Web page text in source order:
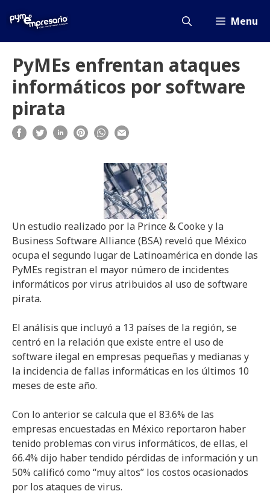
Menu
PyMEs enfrentan ataques
informáticos por software
pirata
Un estudio realizado por la Prince & Cooke y la
Business Software Alliance (BSA) reveló que México
ocupa el segundo lugar de Latinoamérica en donde las
PyMEs registran el mayor número de incidentes
informáticos por virus atribuidos al uso de software
pirata.
El análisis que incluyó a 13 países de la región, se
centró en la relación que existe entre el uso de
software ilegal en empresas pequeñas y medianas y
la incidencia de fallas informáticas en los últimos 10
meses de este año.
Con lo anterior se calcula que el 83.6% de las
empresas encuestadas en México reportaron haber
tenido problemas con virus informáticos, de ellas, el
66.4% dijo haber tendido pérdidas de información y un
50% calificó como “muy altos” los costos ocasionados
por los ataques de virus.